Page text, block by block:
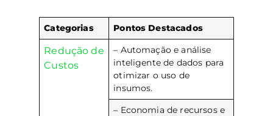
Categorias Pontos Destacados
Redução de
Custos
– Automação e análise
inteligente de dados para
otimizar o uso de
insumos.
– Economia de recursos e